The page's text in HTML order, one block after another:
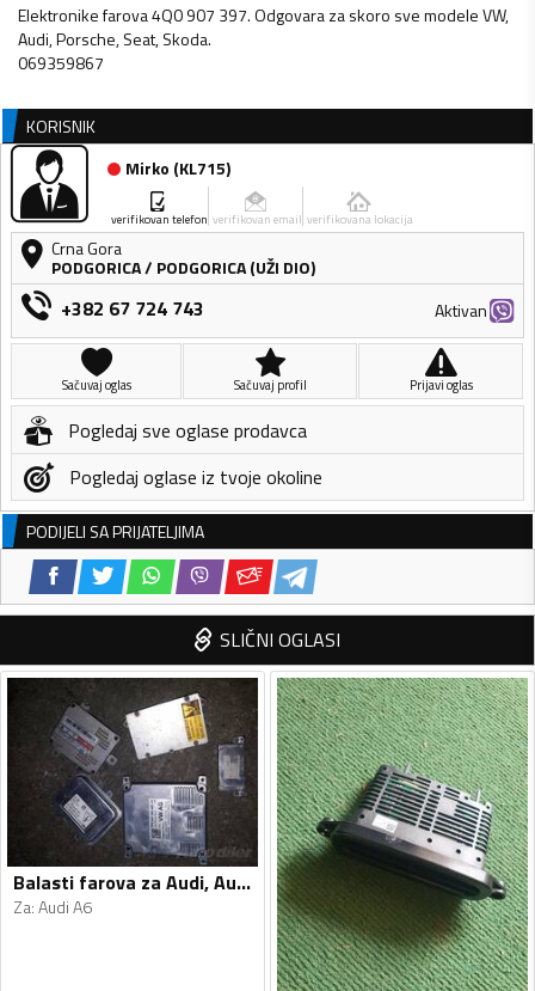
Elektronike farova 4Q0 907 397. Odgovara za skoro sve modele VW,
Audi, Porsche, Seat, Skoda.
069359867
KORISNIK
Mirko (KL715)
verifikovan telefon verifikovan email verifikovana lokacija
Crna Gora
PODGORICA/ PODGORICA (UŽI DIO)
+382 67 724 743 Aktivan
Sačuvaj oglas Sačuvaj profil Prijavi oglas
Pogledaj sve oglase prodavca
Pogledaj oglase iz tvoje okoline
PODIJELI SA PRIJATELJIMA
SLIČNI OGLASI
Balasti farova za Audi, Audi - A6, A6 - 2013, 2013
Za:Audi A6